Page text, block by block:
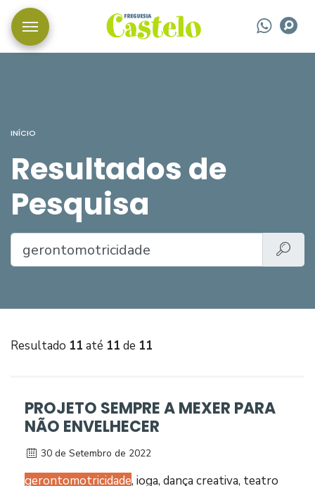
INÍCIO
Resultados de
Pesquisa
Resultado 11 até 11 de 11
PROJETO SEMPRE A MEXER PARA
NÃO ENVELHECER
30 de Setembro de 2022
gerontomotricidade, ioga, dança creativa, teatro